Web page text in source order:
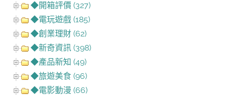
◆開箱評價 (327)
◆電玩遊戲 (185)
◆創業理財 (62)
◆新奇資訊 (398)
◆產品新知 (49)
◆旅遊美食 (96)
◆電影動漫 (66)